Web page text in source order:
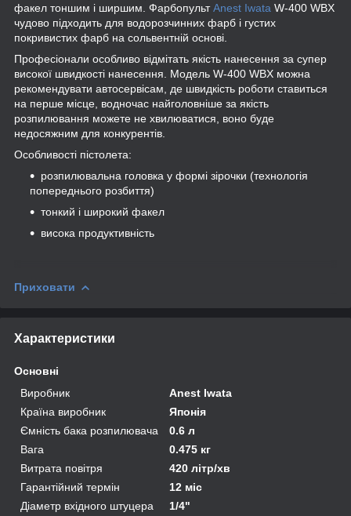
факел тоншим і ширшим. ФарбопультAnest Iwata W-400 WBX
чудово підходить для водорозчинних фарб і густих
покривистих фарб на сольвентній основі.
Професіонали особливо відмітать якість нанесення за супер
високої швидкості нанесення. Модель W-400 WBX можна
рекомендувати автосервісам, де швидкість роботи ставиться
на перше місце, водночас найголовніше за якість
розпилювання можете не хвилюватися, воно буде
недосяжним для конкурентів.
Особливості пістолета:
розпилювальна головка у формі зірочки (технологія
попереднього розбиття)
тонкий і широкий факел
висока продуктивність
Приховати
Характеристики
Основні
Виробник
Anest Iwata
Країна виробник
Японія
Ємність бака розпилювача
0.6 л
Вага
0.475 кг
Витрата повітря
420 літр/хв
Гарантійний термін
12 міс
Діаметр вхідного штуцера
1/4"